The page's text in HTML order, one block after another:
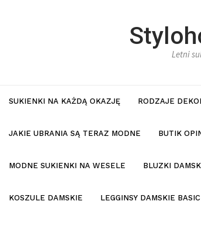
Letni
SUKIENKI NA KAŻDĄ OKAZJĘ RODZAJE
JAKIE UBRANIA SĄ TERAZ MODNE BUTIK
MODNE SUKIENKI NA WESELE BLUZKI
KOSZULE DAMSKIE LEGGINSY DAMSKIE BASIC